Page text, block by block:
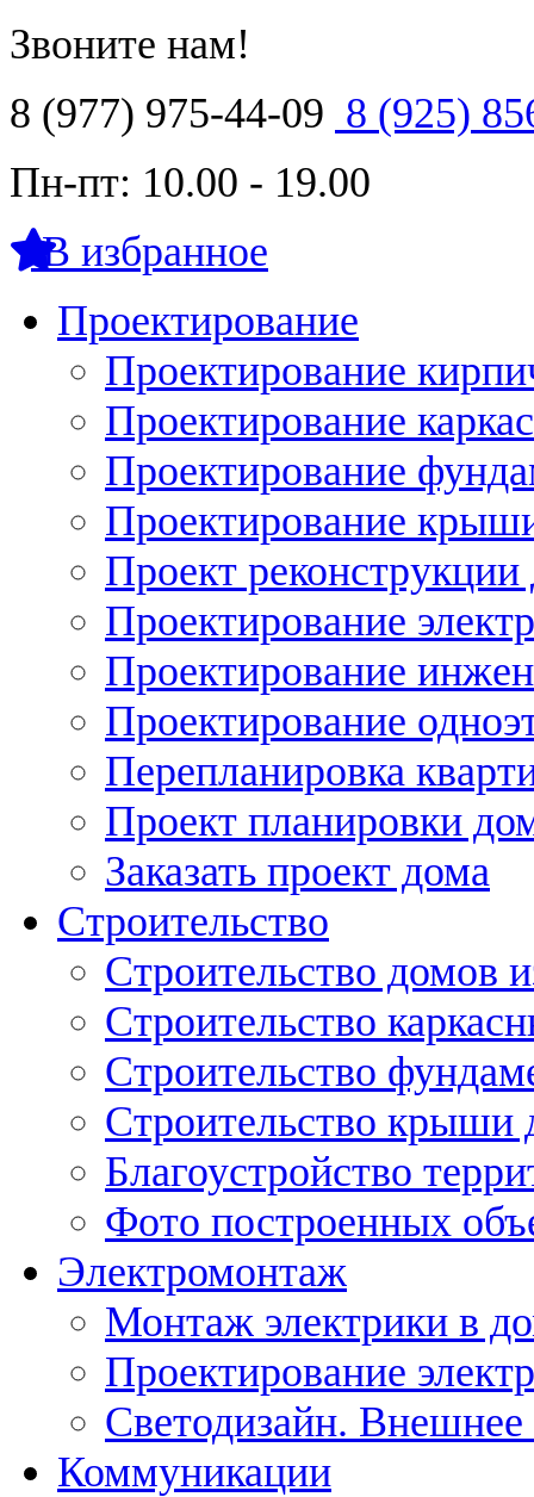
Звоните нам!
8 (977) 975-44-09 8 (925)
Пн-пт: 10.00 - 19.00
В избранное
Проектирование
Проектирование
Проектирование
Проектирование
Проектирование
Проект реконструкции
Проектирование
Проектирование
Проектирование
Перепланировка
Проект планировки
Заказать проект дома
Строительство
Строительство домов
Строительство
Строительство
Строительство крыши
Благоустройство
Фото построенных
Электромонтаж
Монтаж электрики в
Проектирование
Светодизайн.
Коммуникации